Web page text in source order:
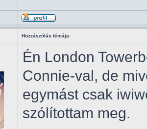
Hozzászólás témája:
Én London
Connie-val, de
egymást csak
szólítottam meg.